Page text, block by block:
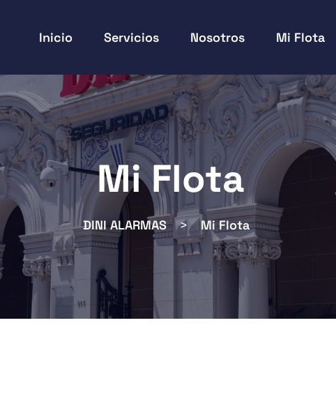
Inicio Servicios Nosotros Mi Flota
Mi Flota
DINI ALARMAS > Mi Flota